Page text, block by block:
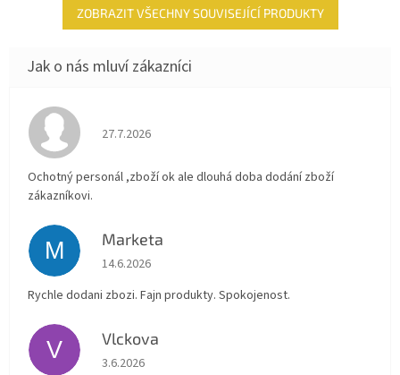
ZOBRAZIT VŠECHNY SOUVISEJÍCÍ PRODUKTY
Hodnocení obchodu je 4 z 5 hvězdiček.
27.7.2026
Ochotný personál ,zboží ok ale dlouhá doba dodání zboží
zákazníkovi.
M Marketa
Hodnocení obchodu je 5 z 5 hvězdiček.
14.6.2026
Rychle dodani zbozi. Fajn produkty. Spokojenost.
V Vlckova
Hodnocení obchodu je 5 z 5 hvězdiček.
3.6.2026